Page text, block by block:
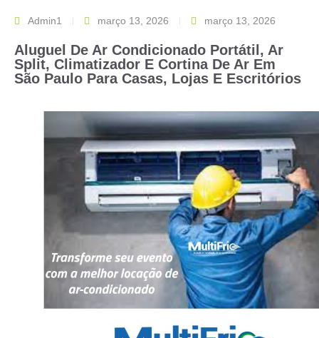
Admin1 março 13, 2026 março 13, 2026
Aluguel De Ar Condicionado Portátil, Ar
Split, Climatizador E Cortina De Ar Em
São Paulo Para Casas, Lojas E Escritórios